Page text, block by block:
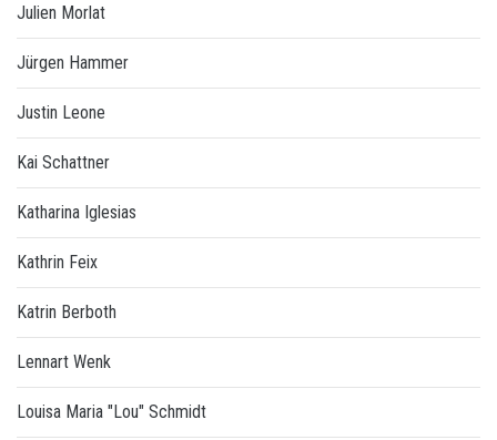
Julien Morlat
Jürgen Hammer
Justin Leone
Kai Schattner
Katharina Iglesias
Kathrin Feix
Katrin Berboth
Lennart Wenk
Louisa Maria "Lou" Schmidt